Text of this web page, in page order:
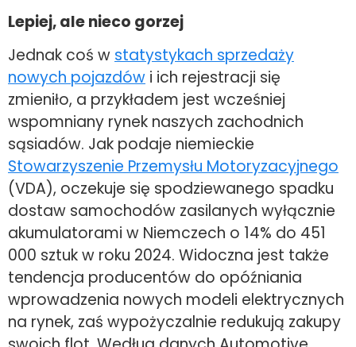
Lepiej, ale nieco gorzej
Jednak coś w statystykach sprzedaży
nowych pojazdów i ich rejestracji się
zmieniło, a przykładem jest wcześniej
wspomniany rynek naszych zachodnich
sąsiadów. Jak podaje niemieckie
Stowarzyszenie Przemysłu Motoryzacyjnego
(VDA), oczekuje się spodziewanego spadku
dostaw samochodów zasilanych wyłącznie
akumulatorami w Niemczech o 14% do 451
000 sztuk w roku 2024. Widoczna jest także
tendencja producentów do opóźniania
wprowadzenia nowych modeli elektrycznych
na rynek, zaś wypożyczalnie redukują zakupy